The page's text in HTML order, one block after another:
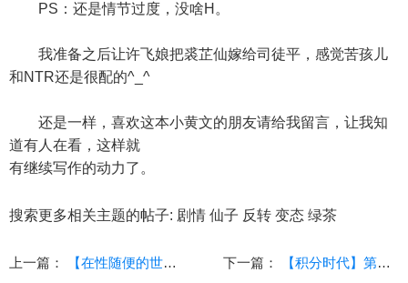
PS：还是情节过度，没啥H。
我准备之后让许飞娘把裘芷仙嫁给司徒平，感觉苦孩儿
和NTR还是很配的^_^
还是一样，喜欢这本小黄文的朋友请给我留言，让我知
道有人在看，这样就
有继续写作的动力了。
搜索更多相关主题的帖子: 剧情 仙子 反转 变态 绿茶
上一篇： 【在性随便的世界寻求真爱是否搞错了什么】(9-10) 下一篇： 【积分时代】第四章 母子操逼大赛的缘起